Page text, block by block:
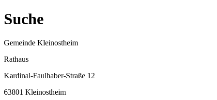
Suche
Gemeinde Kleinostheim
Rathaus
Kardinal-Faulhaber-Straße 12
63801 Kleinostheim